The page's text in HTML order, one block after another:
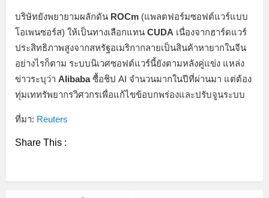
บริษัทยังพยายามผลักดัน ROCm (แพลตฟอร์มซอฟต์แวร์แบบ
โอเพนซอร์ส) ให้เป็นทางเลือกแทน CUDA เนื่องจากฮาร์ดแวร์
ประสิทธิภาพสูงจากสหรัฐอเมริกากลายเป็นสินค้าหายากในจีน
อย่างไรก็ตาม ระบบนิเวศซอฟต์แวร์นี้ยังตามหลังคู่แข่ง แหล่ง
ข่าวระบุว่า Alibabaซื้อชิป AI จำนวนมากในปีที่ผ่านมา แต่ต้อง
ทุ่มเททรัพยากรวิศวกรเพื่อแก้ไขข้อบกพร่องและปรับจูนระบบ
ที่มา: Reuters
Share This :